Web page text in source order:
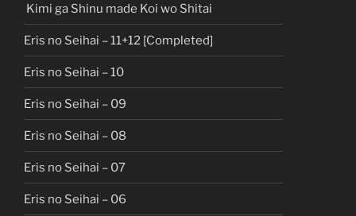
Kimi ga Shinu made Koi wo Shitai
Eris no Seihai – 11+12 [Completed]
Eris no Seihai – 10
Eris no Seihai – 09
Eris no Seihai – 08
Eris no Seihai – 07
Eris no Seihai – 06